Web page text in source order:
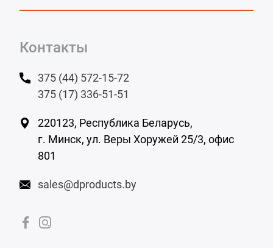
Контакты
375 (44) 572-15-72
375 (17) 336-51-51
220123, Республика Беларусь,
г. Минск, ул. Веры Хоружей 25/3, офис
801
sales@dproducts.by